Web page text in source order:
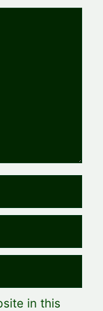
in this